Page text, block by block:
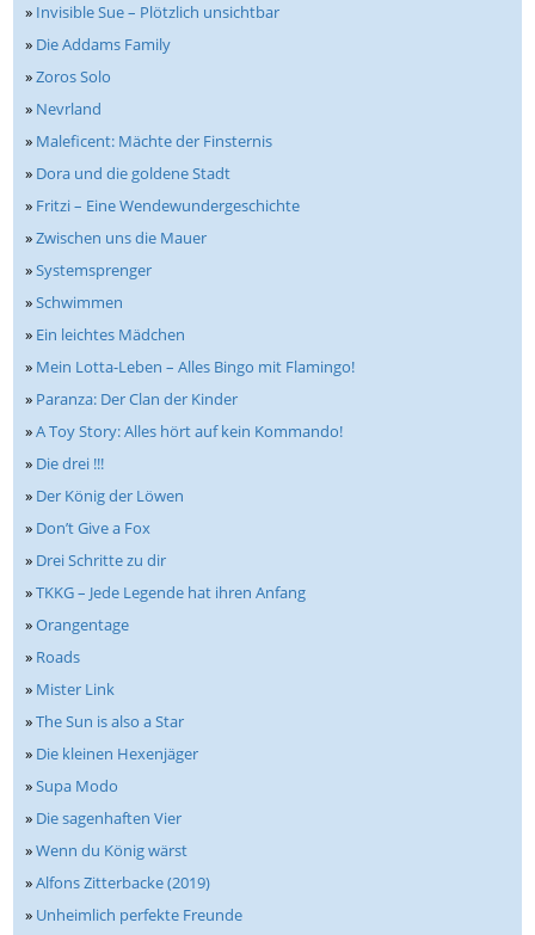
» Invisible Sue – Plötzlich unsichtbar
» Die Addams Family
»Zoros Solo
» Nevrland
» Maleficent: Mächte der Finsternis
» Dora und die goldene Stadt
» Fritzi – Eine Wendewundergeschichte
»Zwischen uns die Mauer
»Systemsprenger
»Schwimmen
» Ein leichtes Mädchen
» Mein Lotta-Leben – Alles Bingo mit Flamingo!
» Paranza: Der Clan der Kinder
»A Toy Story: Alles hört auf kein Kommando!
» Die drei !!!
» Der König der Löwen
» Don’t Give a Fox
» Drei Schritte zu dir
»TKKG – Jede Legende hat ihren Anfang
»Orangentage
» Roads
» Mister Link
»The Sun is also a Star
» Die kleinen Hexenjäger
»Supa Modo
» Die sagenhaften Vier
»Wenn du König wärst
»Alfons Zitterbacke (2019)
» Unheimlich perfekte Freunde